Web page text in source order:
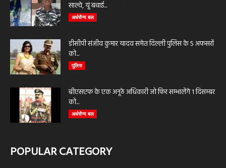
साल्वे, यूं बचाई...
अर्धसैन्य बल
डीसीपी संजीव कुमार यादव समेत दिल्ली पुलिस के 5 अफसरों
को...
पुलिस
बीएसएफ के एक अनूठे अधिकारी जो फिर सम्भालेंगे 1 दिसम्बर
को...
अर्धसैन्य बल
POPULAR CATEGORY